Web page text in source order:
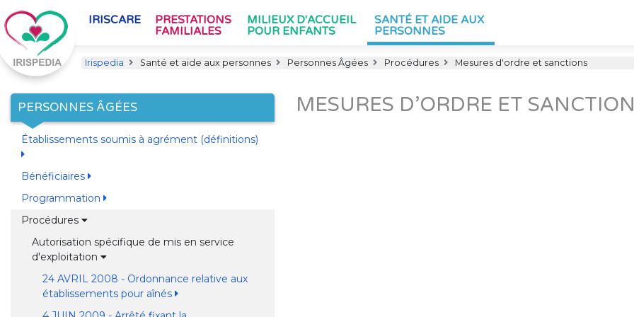
IRISCARE
PRESTATIONS
FAMILIALES
MILIEUX D'ACCUEIL
POUR ENFANTS
SANTÉ ET AIDE AUX
PERSONNES
Irispedia Santé et aide aux personnes Personnes Âgées Procédures Mesures d'ordre et sanctions
PERSONNES ÂGÉES
Établissements soumis à agrément (définitions)
Bénéficiaires
Programmation
Procédures
Autorisation spécifique de mis en service
d'exploitation
24 AVRIL 2008 - Ordonnance relative aux
établissements pour aînés
MESURES D’ORDRE ET